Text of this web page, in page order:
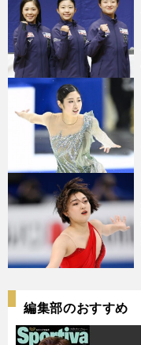
編集部のおすすめ